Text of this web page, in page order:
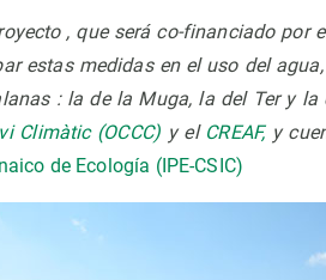
, que será co-financiado por
estas medidas en el uso del
: la de la Muga, la del Ter y
Climàtic (OCCC) y el CREAF, y
de Ecología (IPE-CSIC)